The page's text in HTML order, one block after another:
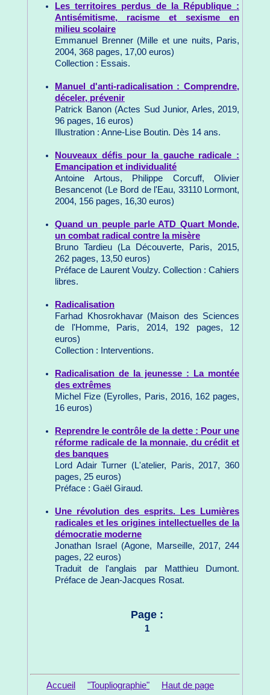
Les territoires perdus de la République :
Antisémitisme, racisme et sexisme en
milieu scolaire
Emmanuel Brenner (Mille et une nuits, Paris,
2004, 368 pages, 17,00 euros)
Collection : Essais.
Manuel d'anti-radicalisation : Comprendre,
déceler, prévenir
Patrick Banon (Actes Sud Junior, Arles, 2019,
96 pages, 16 euros)
Illustration : Anne-Lise Boutin. Dès 14 ans.
Nouveaux défis pour la gauche radicale :
Emancipation et individualité
Antoine Artous, Philippe Corcuff, Olivier
Besancenot (Le Bord de l'Eau, 33110 Lormont,
2004, 156 pages, 16,30 euros)
Quand un peuple parle ATD Quart Monde,
un combat radical contre la misère
Bruno Tardieu (La Découverte, Paris, 2015,
262 pages, 13,50 euros)
Préface de Laurent Voulzy. Collection : Cahiers
libres.
Radicalisation
Farhad Khosrokhavar (Maison des Sciences
de l'Homme, Paris, 2014, 192 pages, 12
euros)
Collection : Interventions.
Radicalisation de la jeunesse : La montée
des extrêmes
Michel Fize (Eyrolles, Paris, 2016, 162 pages,
16 euros)
Reprendre le contrôle de la dette : Pour une
réforme radicale de la monnaie, du crédit et
des banques
Lord Adair Turner (L'atelier, Paris, 2017, 360
pages, 25 euros)
Préface : Gaël Giraud.
Une révolution des esprits. Les Lumières
radicales et les origines intellectuelles de la
démocratie moderne
Jonathan Israel (Agone, Marseille, 2017, 244
pages, 22 euros)
Traduit de l'anglais par Matthieu Dumont.
Préface de Jean-Jacques Rosat.
Page :
1
Accueil "Toupliographie" Haut de page